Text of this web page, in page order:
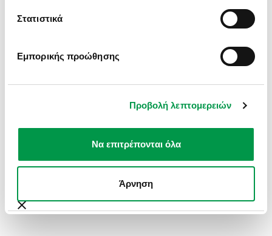
Στατιστικά
Εμπορικής προώθησης
Προβολή λεπτομερειών
Να επιτρέπονται όλα
Άρνηση